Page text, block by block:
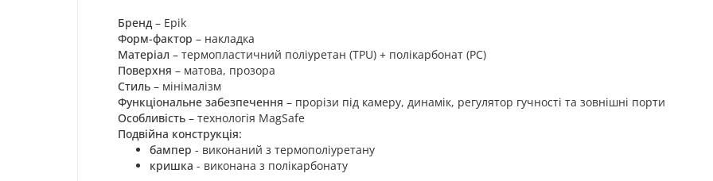
Бренд – Epik
Форм-фактор – накладка
Матеріал – термопластичний поліуретан (TPU) + полікарбонат (PC)
Поверхня – матова, прозора
Стиль – мінімалізм
Функціональне забезпечення – прорізи під камеру, динамік, регулятор гучності та зовнішні порти
Особливість – технологія MagSafe
Подвійна конструкція:
бампер - виконаний з термополіуретану
кришка - виконана з полікарбонату